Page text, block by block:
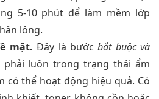
5-10 phút để làm mềm lớp
lông.
mặt. Đây là bướcbắt buộc và
phải luôn trong trạng thái ẩm
có thể hoạt động hiệu quả. Có